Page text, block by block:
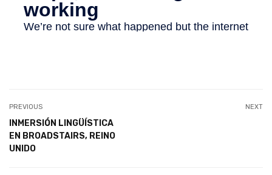
PREVIOUS
INMERSIÓN LINGÜÍSTICA
EN BROADSTAIRS, REINO
UNIDO
NEXT